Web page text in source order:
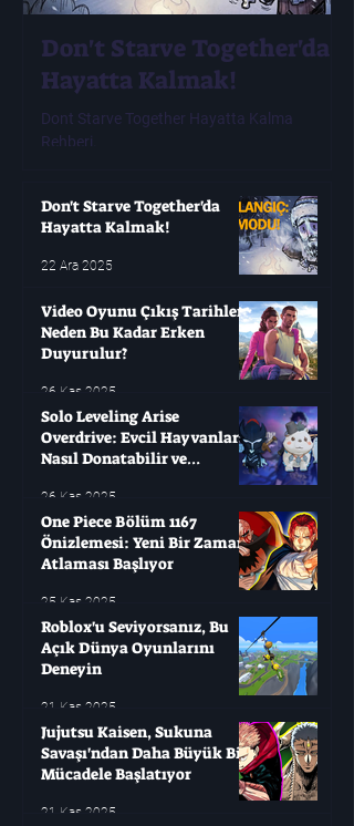
Don't Starve Together'da
Hayatta Kalmak!
Dont Starve Together Hayatta Kalma
Rehberi.
Don't Starve Together'da
Hayatta Kalmak!
22 Ara 2025
Video Oyunu Çıkış Tarihleri ​​
Neden Bu Kadar Erken
Duyurulur?
26 Kas 2025
Solo Leveling Arise
Overdrive: Evcil Hayvanları
Nasıl Donatabilir ve
26 Kas 2025
One Piece Bölüm 1167
Önizlemesi: Yeni Bir Zaman
Atlaması Başlıyor
25 Kas 2025
Roblox'u Seviyorsanız, Bu
Açık Dünya Oyunlarını
Deneyin
21 Kas 2025
Jujutsu Kaisen, Sukuna
Savaşı'ndan Daha Büyük Bir
Mücadele Başlatıyor
21 Kas 2025